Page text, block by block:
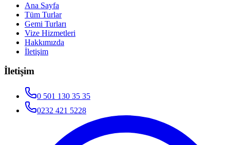
Ana Sayfa
Tüm Turlar
Gemi Turları
Vize Hizmetleri
Hakkımızda
İletişim
İletişim
0 501 130 35 35
0232 421 5228